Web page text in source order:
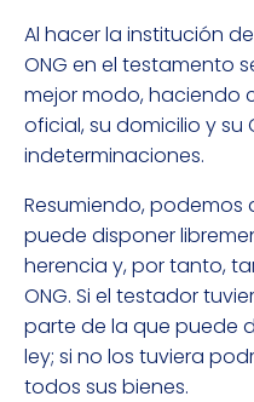
Al hacer la institución
ONG en el testamento
mejor modo, haciendo
oficial, su domicilio y su
indeterminaciones.
Resumiendo,
puede disponer
herencia y, por tanto,
ONG. Si el testador
parte de la que puede
ley; si no los tuviera
todos sus bienes.